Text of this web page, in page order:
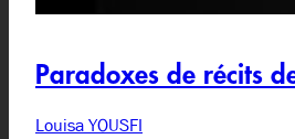
Paradoxes de récits
Louisa YOUSFI